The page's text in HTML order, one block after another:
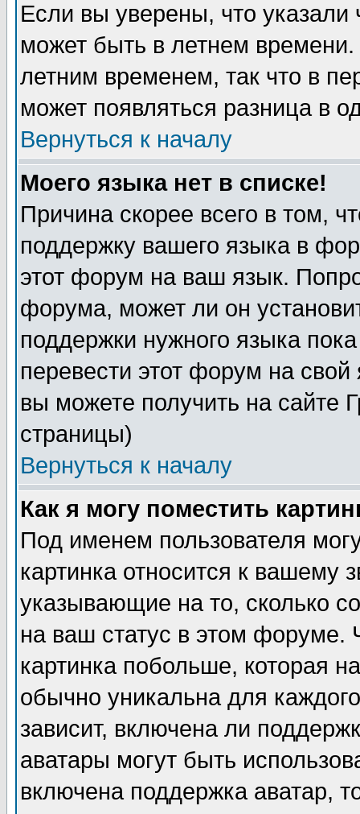
Если вы уверены, что указали
может быть в летнем
летним временем, так что в
может появляться разница в
Вернуться к началу
Моего языка нет в списке!
Причина скорее всего в том,
поддержку вашего языка в
этот форум на ваш язык.
форума, может ли он
поддержки нужного языка
перевести этот форум на
вы можете получить на сайте
страницы)
Вернуться к началу
Как я могу поместить
Под именем пользователя
картинка относится к вашему
указывающие на то, сколько
на ваш статус в этом форуме.
картинка побольше, которая
обычно уникальна для
зависит, включена ли
аватары могут быть
включена поддержка аватар,